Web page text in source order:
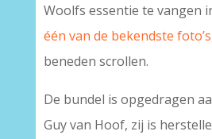
Woolfs essentie te vangen
één van de bekendste foto’s
beneden scrollen.
De bundel is opgedragen
Guy van Hoof, zij is